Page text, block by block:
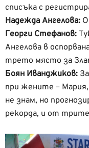
списъка с
Надежда Ангелова:
Георги Стефанов:
Ангелова в
трето място за
Боян Иванджиков:
при жените –
не знам, но
рекорда, и от